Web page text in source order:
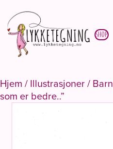
Shop
Hjem / Illustrasjoner/ Barn
som er bedre..”